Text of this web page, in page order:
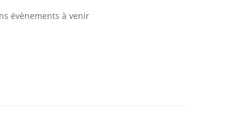
évènements à venir